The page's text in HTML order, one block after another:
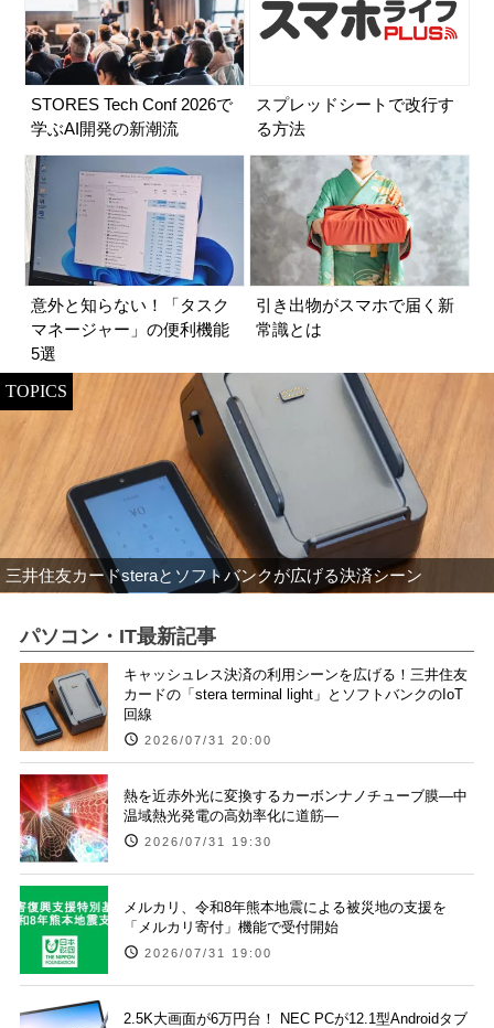
STORES Tech Conf 2026で
学ぶAI開発の新潮流
スプレッドシートで改行す
る方法
意外と知らない！「タスク
マネージャー」の便利機能
5選
引き出物がスマホで届く新
常識とは
TOPICS
三井住友カードsteraとソフトバンクが広げる決済シーン
パソコン・IT最新記事
キャッシュレス決済の利用シーンを広げる！三井住友
カードの「stera terminal light」とソフトバンクのIoT
回線
2026/07/31 20:00
熱を近赤外光に変換するカーボンナノチューブ膜―中
温域熱光発電の高効率化に道筋―
2026/07/31 19:30
メルカリ、令和8年熊本地震による被災地の支援を
「メルカリ寄付」機能で受付開始
2026/07/31 19:00
2.5K大画面が6万円台！ NEC PCが12.1型Androidタブ